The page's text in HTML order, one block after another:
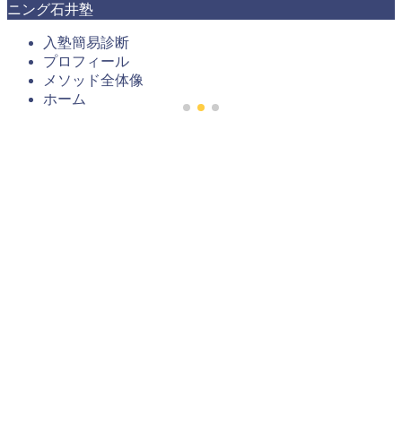
ニング石井塾
入塾簡易診断
プロフィール
メソッド全体像
ホーム